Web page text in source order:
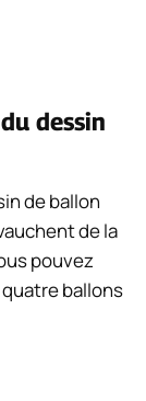
dessin
de ballon
de la
pouvez
ballons